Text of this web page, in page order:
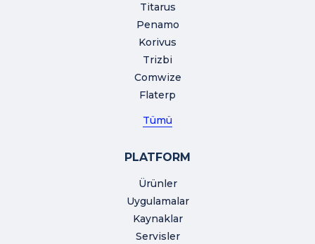
Titarus
Penamo
Korivus
Trizbi
Comwize
Flaterp
Tümü
PLATFORM
Ürünler
Uygulamalar
Kaynaklar
Servisler